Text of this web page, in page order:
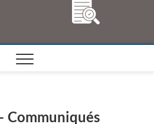
Communiqués